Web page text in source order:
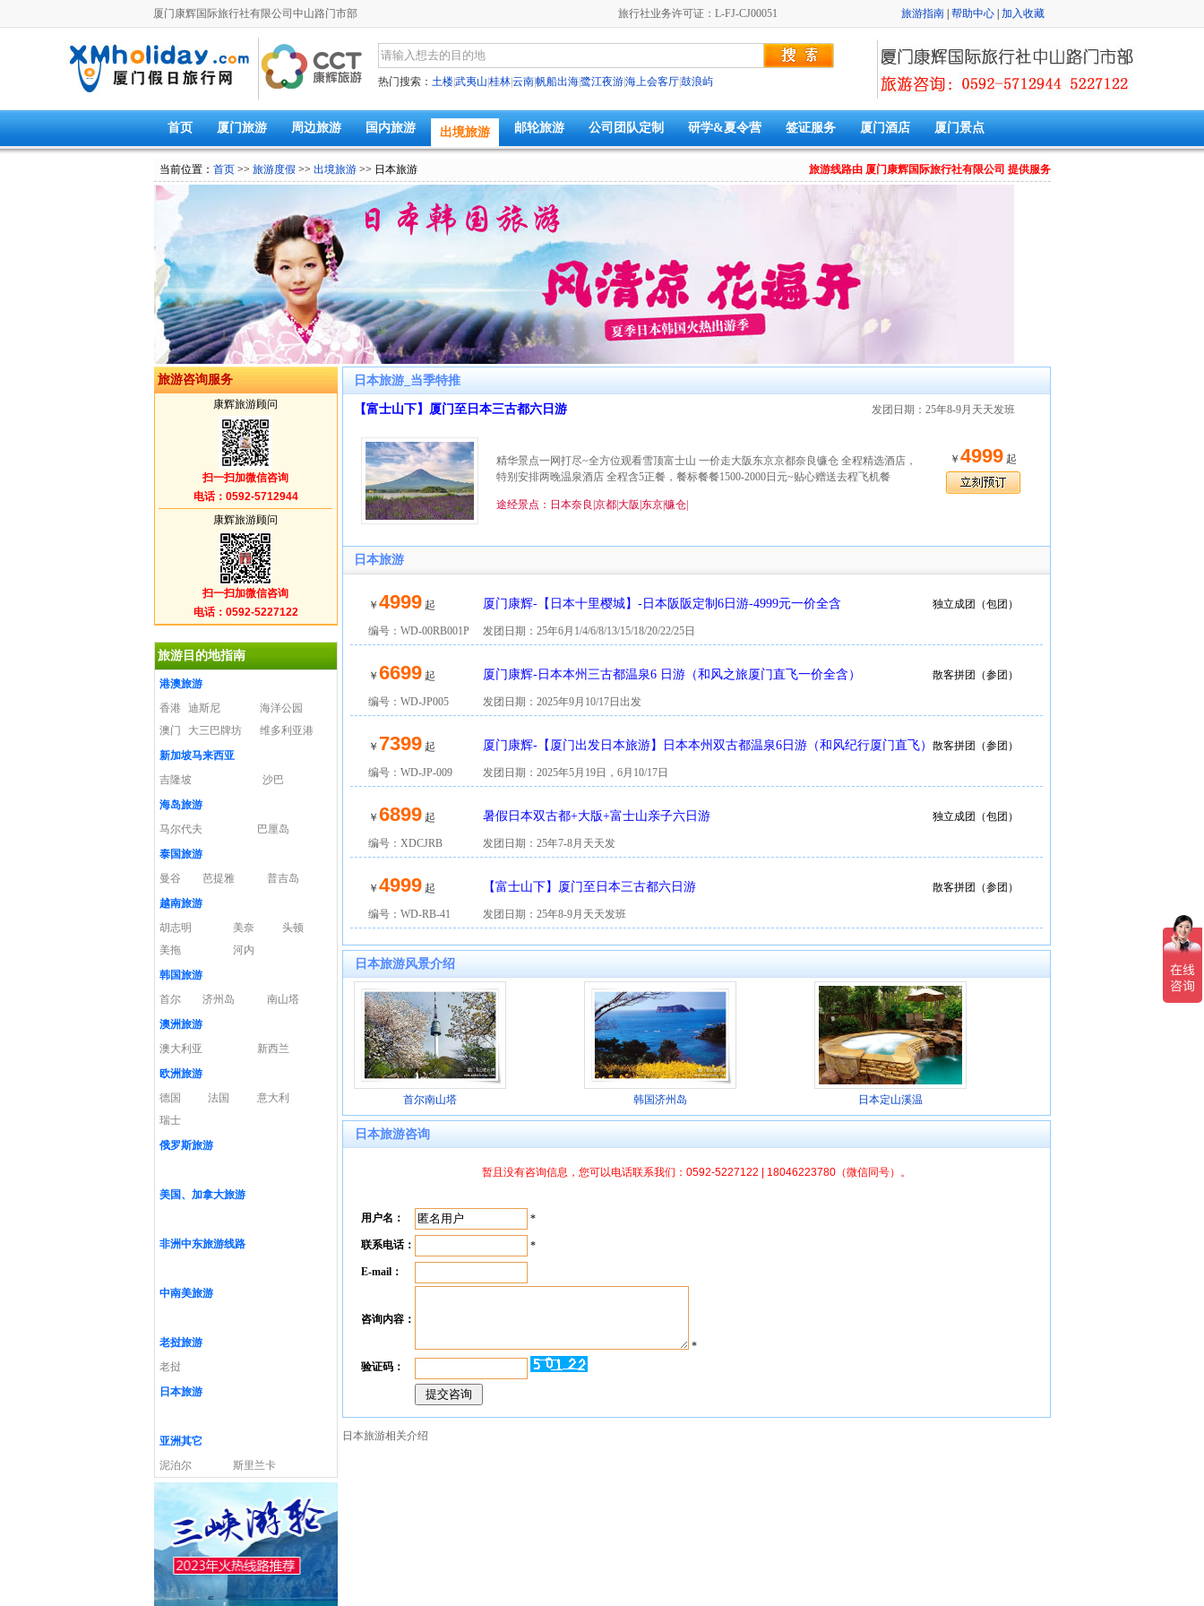
厦门康辉国际旅行社有限公司中山路门市部 旅行社业务许可证：L-FJ-CJ00051 旅游指南 帮助中心 加入收藏
热门搜索： 土楼武夷山 桂林云南帆船出海鹭江夜游海上会客厅鼓浪屿
首页 厦门旅游 周边旅游 国内旅游 出境旅游 邮轮旅游 公司团队定制 研学&夏令营 签证服务 厦门酒店 厦门景点
当前位置： 首页>> 旅游度假 >> 出境旅游>> 日本旅游 旅游线路由 厦门康辉国际旅行社有限公司 提供服务
旅游咨询服务
康辉旅游顾问
扫一扫加微信咨询
电话：0592-5712944
康辉旅游顾问
扫一扫加微信咨询
电话：0592-5227122
旅游目的地指南
港澳旅游
香港 迪斯尼
海洋公园
澳门
大三巴牌坊
维多利亚港
新加坡马来西亚
吉隆坡
沙巴
海岛旅游
马尔代夫
巴厘岛
泰国旅游
曼谷
芭提雅
普吉岛
越南旅游
胡志明
美奈
头顿
美拖
河内
韩国旅游
首尔
济州岛
南山塔
澳洲旅游
澳大利亚
新西兰
欧洲旅游
德国
法国
意大利
瑞士
俄罗斯旅游
美国、加拿大旅游
非洲中东旅游线路
中南美旅游
老挝旅游
老挝
日本旅游
亚洲其它
泥泊尔
斯里兰卡
日本旅游_当季特推
【富士山下】厦门至日本三古都六日游 发团日期：25年8-9月天天发班
精华景点一网打尽~全方位观看雪顶富士山 一价走大阪东京京都奈良镰仓 全程精选酒店，
特别安排两晚温泉酒店 全程含5正餐，餐标餐餐1500-2000日元~贴心赠送去程飞机餐
￥ 4999起
途经景点：日本奈良|京都|大阪|东京|镰仓|
日本旅游
￥ 4999起 厦门康辉-【日本十里樱城】-日本阪阪定制6日游-4999元一价全含 独立成团（包团）
编号：WD-00RB001P 发团日期：25年6月1/4/6/8/13/15/18/20/22/25日
￥ 6699起 厦门康辉-日本本州三古都温泉6 日游（和风之旅厦门直飞一价全含） 散客拼团（参团）
编号：WD-JP005 发团日期：2025年9月10/17日出发
￥ 7399起 厦门康辉-【厦门出发日本旅游】日本本州双古都温泉6日游（和风纪行厦门直飞） 散客拼团（参团）
编号：WD-JP-009 发团日期：2025年5月19日，6月10/17日
￥ 6899起 暑假日本双古都+大版+富士山亲子六日游 独立成团（包团）
编号：XDCJRB 发团日期：25年7-8月天天发
￥ 4999起 【富士山下】厦门至日本三古都六日游 散客拼团（参团）
编号：WD-RB-41 发团日期：25年8-9月天天发班
日本旅游风景介绍
首尔南山塔 韩国济州岛 日本定山溪温
日本旅游咨询
暂且没有咨询信息，您可以电话联系我们：0592-5227122 | 18046223780（微信同号）。
用户名： *
联系电话： *
E-mail：
咨询内容：
*
验证码：
日本旅游相关介绍